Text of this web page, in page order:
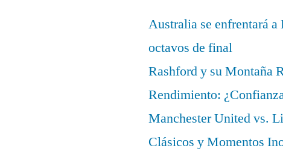
Australia se enfrentará a
octavos de final
Rashford y su Montaña
Rendimiento:
Manchester United vs.
Clásicos y Momentos